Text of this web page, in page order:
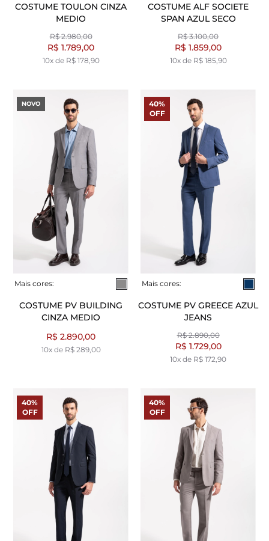
COSTUME TOULON CINZA
MEDIO
R$ 2.980,00
R$ 1.789,00
10x de R$ 178,90
COSTUME ALF SOCIETE
SPAN AZUL SECO
R$ 3.100,00
R$ 1.859,00
10x de R$ 185,90
Mais cores:
COSTUME PV BUILDING
CINZA MEDIO
R$ 2.890,00
10x de R$ 289,00
NOVO
Mais cores:
COSTUME PV GREECE AZUL
JEANS
R$ 2.890,00
R$ 1.729,00
10x de R$ 172,90
40%
OFF
40%
OFF
40%
OFF